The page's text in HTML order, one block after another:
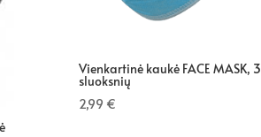
Vienkartinė kaukė FACE MASK, 3
sluoksnių
2,99 €